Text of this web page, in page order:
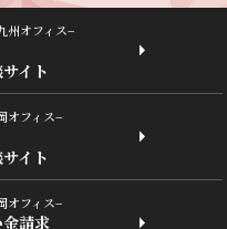
州オフィス−
イト
オフィス−
イト
オフィス−
請求